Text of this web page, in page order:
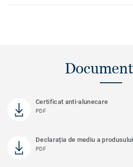
Certificat anti-alunecare
PDF
Declarația de mediu a produsului
PDF